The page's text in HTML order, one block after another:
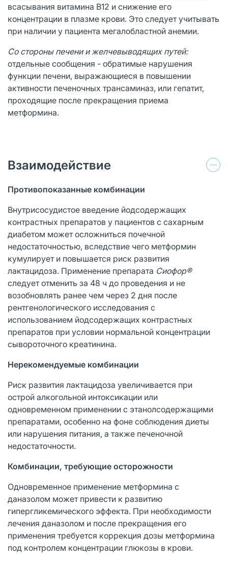
всасывания витамина В12 и снижение его
концентрации в плазме крови. Это следует учитывать
при наличии у пациента мегалобластной анемии.
Со стороны печени и желчевыводящих путей:
отдельные сообщения - обратимые нарушения
функции печени, выражающиеся в повышении
активности печеночных трансаминаз, или гепатит,
проходящие после прекращения приема
метформина.
Взаимодействие
Противопоказанные комбинации
Внутрисосудистое введение йодсодержащих
контрастных препаратов у пациентов с сахарным
диабетом может осложниться почечной
недостаточностью, вследствие чего метформин
кумулирует и повышается риск развития
лактацидоза. Применение препарата Сиофор®
следует отменить за 48 ч до проведения и не
возобновлять ранее чем через 2 дня после
рентгенологического исследования с
использованием йодсодержащих контрастных
препаратов при условии нормальной концентрации
сывороточного креатинина.
Нерекомендуемые комбинации
Риск развития лактацидоза увеличивается при
острой алкогольной интоксикации или
одновременном применении с этанолсодержащими
препаратами, особенно на фоне соблюдения диеты
или нарушения питания, а также печеночной
недостаточности.
Комбинации, требующие осторожности
Одновременное применение метформина с
даназолом может привести к развитию
гипергликемического эффекта. При необходимости
лечения даназолом и после прекращения его
применения требуется коррекция дозы метформина
под контролем концентрации глюкозы в крови.